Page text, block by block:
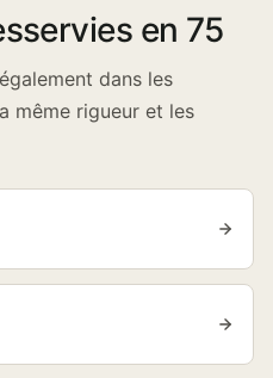
en 75
dans les
même rigueur et les